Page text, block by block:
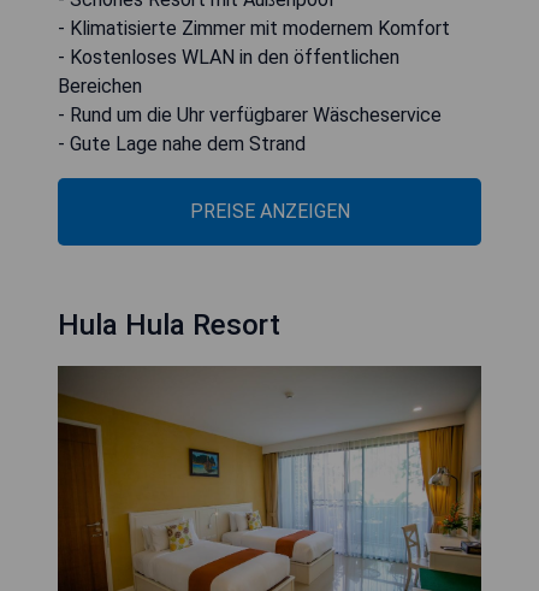
- Klimatisierte Zimmer mit modernem Komfort
- Kostenloses WLAN in den öffentlichen
Bereichen
- Rund um die Uhr verfügbarer Wäscheservice
- Gute Lage nahe dem Strand
PREISE ANZEIGEN
Hula Hula Resort